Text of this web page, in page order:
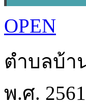
OPEN
ตำบลบ้า
พ.ศ. 2561